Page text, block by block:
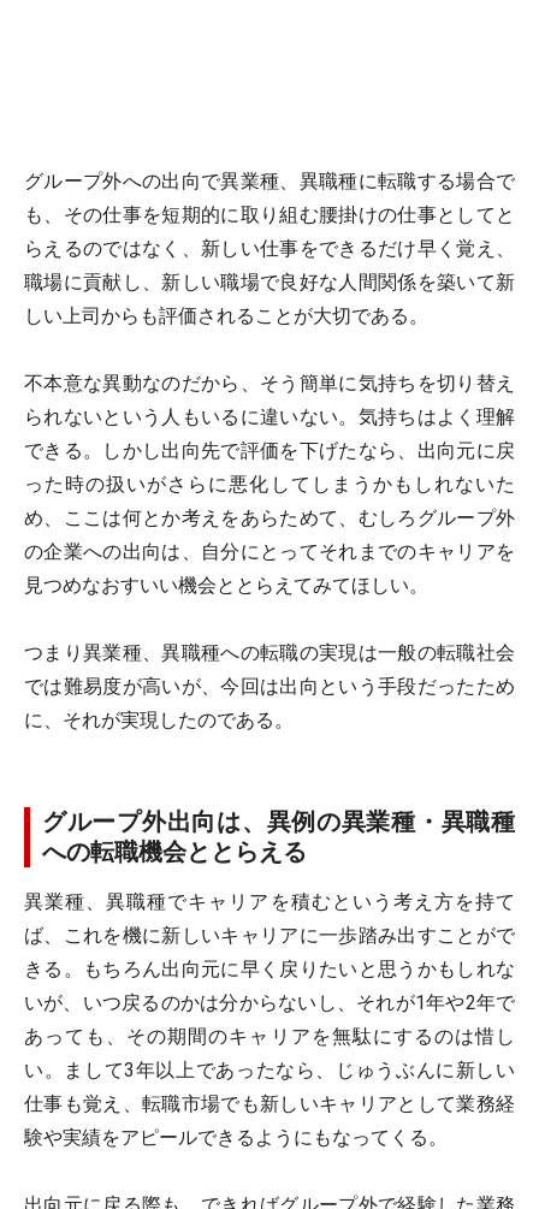
グループ外への出向で異業種、異職種に転職する場合で
も、その仕事を短期的に取り組む腰掛けの仕事としてと
らえるのではなく、新しい仕事をできるだけ早く覚え、
職場に貢献し、新しい職場で良好な人間関係を築いて新
しい上司からも評価されることが大切である。
不本意な異動なのだから、そう簡単に気持ちを切り替え
られないという人もいるに違いない。気持ちはよく理解
できる。しかし出向先で評価を下げたなら、出向元に戻
った時の扱いがさらに悪化してしまうかもしれないた
め、ここは何とか考えをあらためて、むしろグループ外
の企業への出向は、自分にとってそれまでのキャリアを
見つめなおすいい機会ととらえてみてほしい。
つまり異業種、異職種への転職の実現は一般の転職社会
では難易度が高いが、今回は出向という手段だったため
に、それが実現したのである。
グループ外出向は、異例の異業種・異職種
への転職機会ととらえる
異業種、異職種でキャリアを積むという考え方を持て
ば、これを機に新しいキャリアに一歩踏み出すことがで
きる。もちろん出向元に早く戻りたいと思うかもしれな
いが、いつ戻るのかは分からないし、それが1年や2年で
あっても、その期間のキャリアを無駄にするのは惜し
い。まして3年以上であったなら、じゅうぶんに新しい
仕事も覚え、転職市場でも新しいキャリアとして業務経
験や実績をアピールできるようにもなってくる。